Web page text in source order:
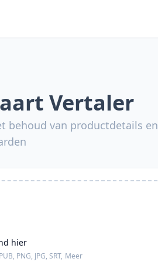
Vertaler
behoud van productdetails en
hier
PNG, JPG, SRT, Meer